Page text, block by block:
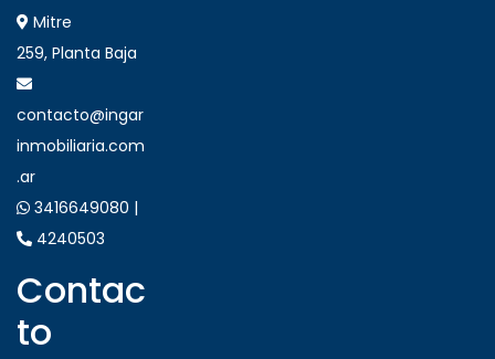
Mitre
259, Planta Baja
contacto@ingar
inmobiliaria.com
.ar
3416649080 |
4240503
Contac
to